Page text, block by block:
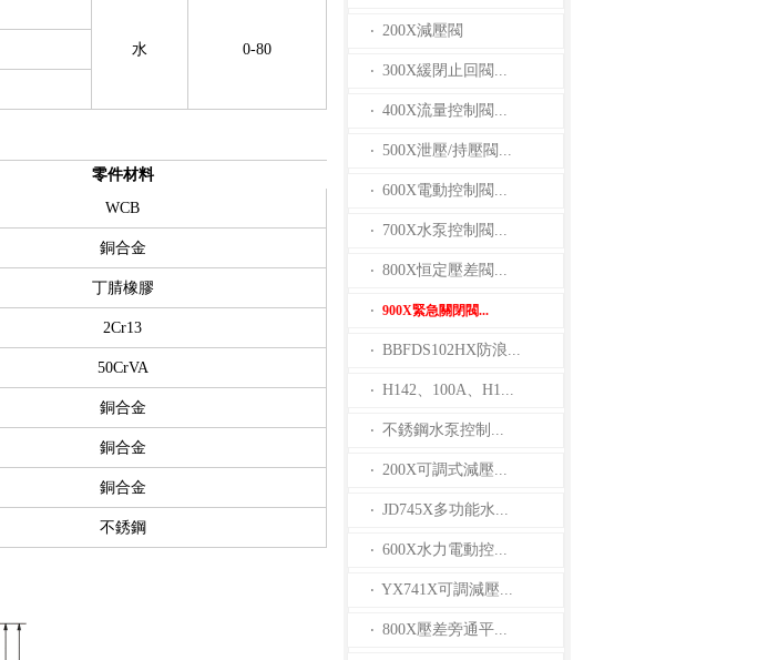
水 0-80
零件材料
WCB
銅合金
丁腈橡膠
2Cr13
50CrVA
銅合金
銅合金
銅合金
不銹鋼
· 200X減壓閥
· 300X緩閉止回閥...
· 400X流量控制閥...
· 500X泄壓/持壓閥...
· 600X電動控制閥...
· 700X水泵控制閥...
· 800X恒定壓差閥...
· 900X緊急關閉閥...
· BBFDS102HX防浪...
· H142、100A、H1...
· 不銹鋼水泵控制...
· 200X可調式減壓...
· JD745X多功能水...
· 600X水力電動控...
· YX741X可調減壓...
· 800X壓差旁通平...